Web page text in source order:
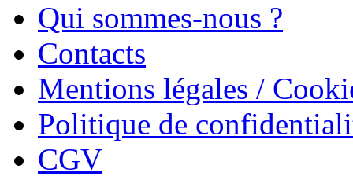
Qui sommes-nous ?
Contacts
Mentions légales /
Politique de
CGV